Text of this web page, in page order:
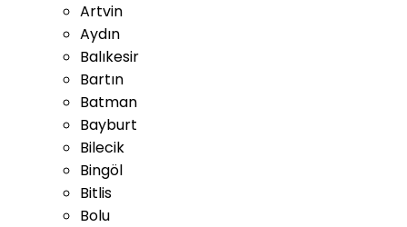
Artvin
Aydın
Balıkesir
Bartın
Batman
Bayburt
Bilecik
Bingöl
Bitlis
Bolu